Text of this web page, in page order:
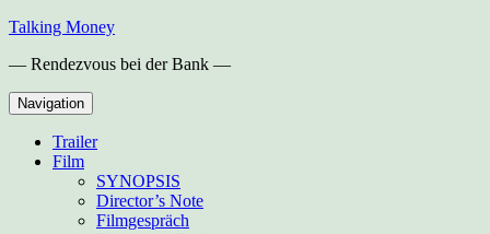
Skip
content
Talking Money
— Rendezvous bei der Bank —
Navigation
Trailer
Film
SYNOPSIS
Director’s Note
Filmgespräch